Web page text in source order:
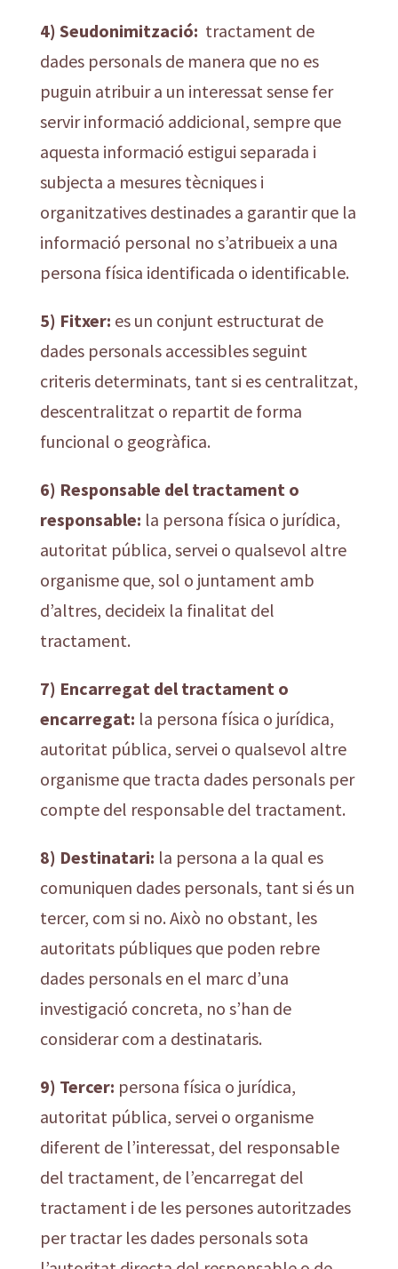
4) Seudonimització: tractament de
dades personals de manera que no es
puguin atribuir a un interessat sense fer
servir informació addicional, sempre que
aquesta informació estigui separada i
subjecta a mesures tècniques i
organitzatives destinades a garantir que la
informació personal no s’atribueix a una
persona física identificada o identificable.
5) Fitxer: es un conjunt estructurat de
dades personals accessibles seguint
criteris determinats, tant si es centralitzat,
descentralitzat o repartit de forma
funcional o geogràfica.
6) Responsable del tractament o
responsable: la persona física o jurídica,
autoritat pública, servei o qualsevol altre
organisme que, sol o juntament amb
d’altres, decideix la finalitat del
tractament.
7) Encarregat del tractament o
encarregat: la persona física o jurídica,
autoritat pública, servei o qualsevol altre
organisme que tracta dades personals per
compte del responsable del tractament.
8) Destinatari: la persona a la qual es
comuniquen dades personals, tant si és un
tercer, com si no. Això no obstant, les
autoritats públiques que poden rebre
dades personals en el marc d’una
investigació concreta, no s’han de
considerar com a destinataris.
9) Tercer: persona física o jurídica,
autoritat pública, servei o organisme
diferent de l’interessat, del responsable
del tractament, de l’encarregat del
tractament i de les persones autoritzades
per tractar les dades personals sota